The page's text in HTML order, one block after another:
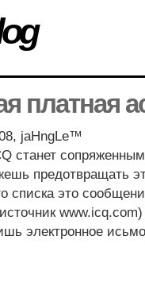
платная
jaHngLe™
станет
предотвращать
списка это
электронное